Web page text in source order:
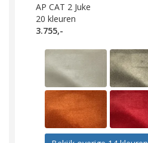
AP CAT 2 Juke
20 kleuren
3.755,-